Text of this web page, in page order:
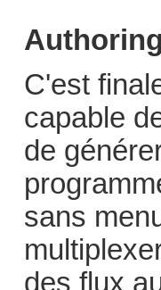
C'est
capable
de
sans
des flux